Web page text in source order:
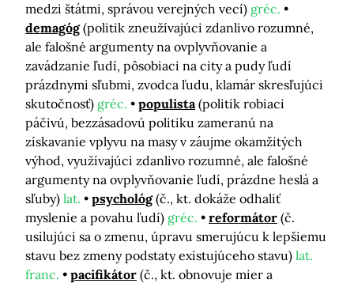
medzi štátmi, správou verejných vecí) gréc.
demagóg (politik zneužívajúci zdanlivo rozumné,
ale falošné argumenty na ovplyvňovanie a
zavádzanie ľudí, pôsobiaci na city a pudy ľudí
prázdnymi sľubmi, zvodca ľudu, klamár skresľujúci
skutočnosť) gréc. populista (politik robiaci
páčivú, bezzásadovú politiku zameranú na
získavanie vplyvu na masy v záujme okamžitých
výhod, využívajúci zdanlivo rozumné, ale falošné
argumenty na ovplyvňovanie ľudí, prázdne heslá a
sľuby) lat. psychológ (č., kt. dokáže odhaliť
myslenie a povahu ľudí) gréc. reformátor (č.
usilujúci sa o zmenu, úpravu smerujúcu k lepšiemu
stavu bez zmeny podstaty existujúceho stavu) lat.
franc.
pacifikátor (č., kt. obnovuje mier a